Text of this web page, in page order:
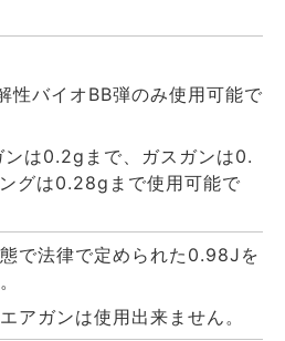
性バイオBB弾のみ使用可能で
ンは0.2gまで、ガスガンは0.
グは0.28gまで使用可能で
で法律で定められた0.98Jを
アガンは使用出来ません。